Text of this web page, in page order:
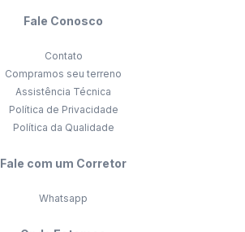
Fale Conosco
Contato
Compramos seu terreno
Assistência Técnica
Política de Privacidade
Política da Qualidade
Fale com um Corretor
Whatsapp